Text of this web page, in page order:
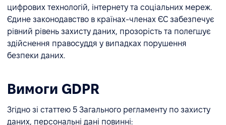
цифрових технологій, інтернету та соціальних мереж.
Єдине законодавство в країнах-членах ЄС забезпечує
рівний рівень захисту даних, прозорість та полегшує
здійснення правосуддя у випадках порушення
безпеки даних.
Вимоги GDPR
Згідно зі статтею 5 Загального регламенту по захисту
даних, персональні дані повинні: